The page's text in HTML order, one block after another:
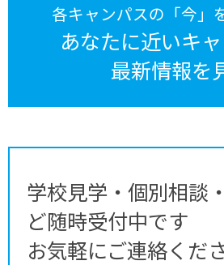
各キャンパスの「今」
あなたに近いキ
最新情報を
学校見学・個別相談
ど随時受付中です
お気軽にご連絡くだ